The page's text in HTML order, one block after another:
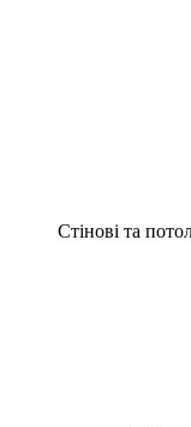
Стінові та